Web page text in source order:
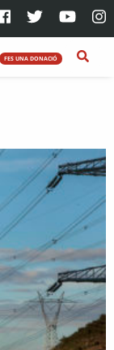
FES UNA DONACIÓ